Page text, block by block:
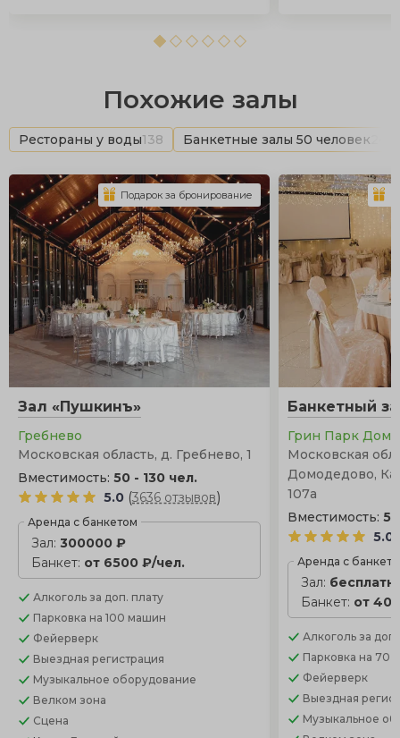
Похожие залы
Рестораны у воды138 Банкетные залы 50 человек
Зал «Пушкинъ»
Гребнево
Московская область, д. Гребнево, 1
Вместимость: 50 - 130 чел.
5.0 (3636 отзывов)
Аренда с банкетом
Зал: 300000 ₽
Банкет: от 6500 ₽/чел.
Алкоголь за доп. плату
Парковка на 100 машин
Фейерверк
Выездная регистрация
Музыкальное оборудование
Велком зона
Сцена
Подарок за бронирование
Банкетный
Грин Парк
Московская
Домодедово,
107а
Вместимость:
5.0
Аренда с
Зал:
Банкет: от
Алкоголь за
Парковка на 70
Фейерверк
Выездная
Музыкальное